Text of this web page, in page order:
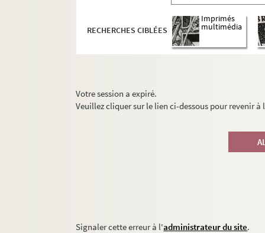
RECHERCHES CIBLÉES
Imprimés
multimédia
Votre session a expiré.
Veuillez cliquer sur le lien ci-dessous pour revenir
Signaler cette erreur à l'administrateur du site.